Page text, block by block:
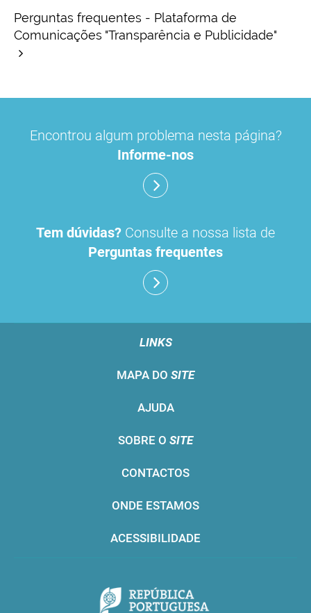
Perguntas frequentes - Plataforma de
Comunicações "Transparência e Publicidade"
Encontrou algum problema nesta página?
Informe-nos
Tem dúvidas? Consulte a nossa lista de
Perguntas frequentes
LINKS
MAPA DO SITE
AJUDA
SOBRE O SITE
CONTACTOS
ONDE ESTAMOS
ACESSIBILIDADE